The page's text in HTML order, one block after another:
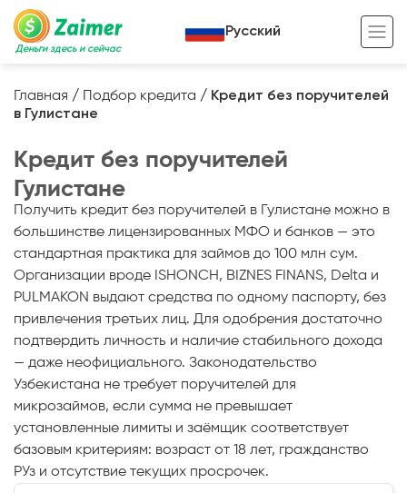
Деньги здесь и сейчас
Кредит под залог
Кредит под залог авто
Кредит под залог недвижимости
Кредит под залог спецтехники
Кредит онлайн
Кредит для предпринимателей
Кредит для самозанятых
Жизненный цикл вашего кредита
Полезные статьи
Кредитный калькулятор
Русский
Главная / Подбор кредита / Кредит без поручителей
в Гулистане
Кредит без поручителей
Гулистане
Получить кредит без поручителей в Гулистане можно в
большинстве лицензированных МФО и банков — это
стандартная практика для займов до 100 млн сум.
Организации вроде ISHONCH, BIZNES FINANS, Delta и
PULMAKON выдают средства по одному паспорту, без
привлечения третьих лиц. Для одобрения достаточно
подтвердить личность и наличие стабильного дохода
— даже неофициального. Законодательство
Узбекистана не требует поручителей для
микрозаймов, если сумма не превышает
установленные лимиты и заёмщик соответствует
базовым критериям: возраст от 18 лет, гражданство
РУз и отсутствие текущих просрочек.